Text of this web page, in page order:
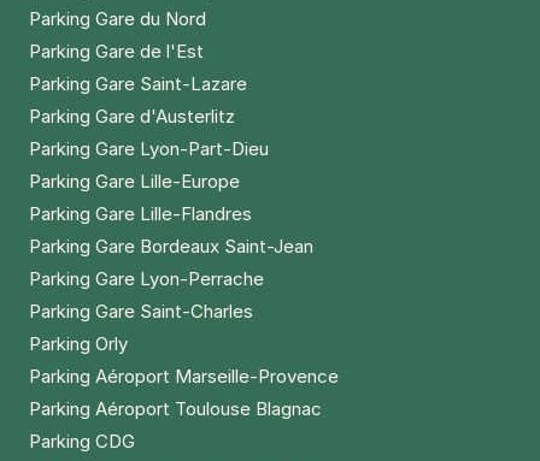
Parking Gare du Nord
Parking Gare de l'Est
Parking Gare Saint-Lazare
Parking Gare d'Austerlitz
Parking Gare Lyon-Part-Dieu
Parking Gare Lille-Europe
Parking Gare Lille-Flandres
Parking Gare Bordeaux Saint-Jean
Parking Gare Lyon-Perrache
Parking Gare Saint-Charles
Parking Orly
Parking Aéroport Marseille-Provence
Parking Aéroport Toulouse Blagnac
Parking CDG